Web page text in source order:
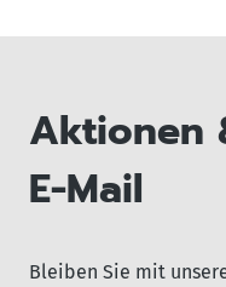
Aktionen
E-Mail
Bleiben Sie mit